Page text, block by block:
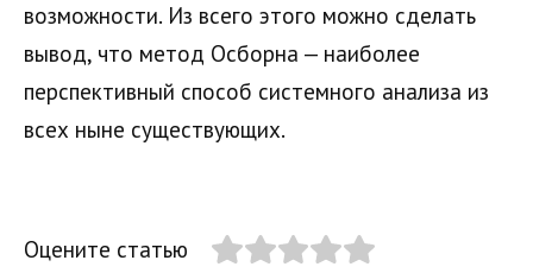
возможности. Из всего этого можно сделать
вывод, что метод Осборна — наиболее
перспективный способ системного анализа из
всех ныне существующих.
Оцените статью